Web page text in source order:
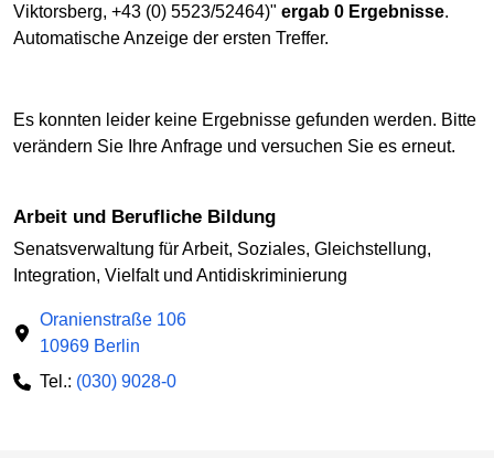
Viktorsberg, +43 (0) 5523/52464)" ergab 0 Ergebnisse.
Automatische Anzeige der ersten Treffer.
Es konnten leider keine Ergebnisse gefunden werden. Bitte
verändern Sie Ihre Anfrage und versuchen Sie es erneut.
Arbeit und Berufliche Bildung
Senatsverwaltung für Arbeit, Soziales, Gleichstellung,
Integration, Vielfalt und Antidiskriminierung
Oranienstraße 106
10969 Berlin
Tel.: (030) 9028-0